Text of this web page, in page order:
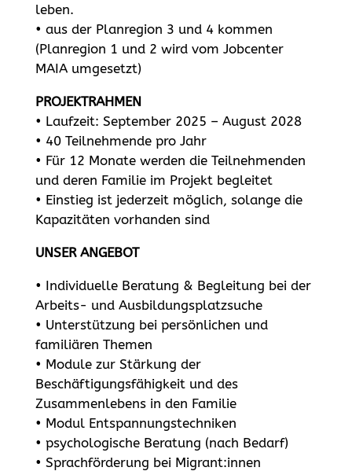
leben.
• aus der Planregion 3 und 4 kommen
(Planregion 1 und 2 wird vom Jobcenter
MAIA umgesetzt)
PROJEKTRAHMEN
• Laufzeit: September 2025 – August 2028
• 40 Teilnehmende pro Jahr
• Für 12 Monate werden die Teilnehmenden
und deren Familie im Projekt begleitet
• Einstieg ist jederzeit möglich, solange die
Kapazitäten vorhanden sind
UNSER ANGEBOT
• Individuelle Beratung & Begleitung bei der
Arbeits- und Ausbildungsplatzsuche
• Unterstützung bei persönlichen und
familiären Themen
• Module zur Stärkung der
Beschäftigungsfähigkeit und des
Zusammenlebens in den Familie
• Modul Entspannungstechniken
• psychologische Beratung (nach Bedarf)
• Sprachförderung bei Migrant:innen